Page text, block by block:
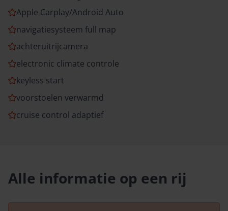
Apple Carplay/Android Auto
navigatiesysteem full map
achteruitrijcamera
electronic climate controle
keyless start
voorstoelen verwarmd
cruise control adaptief
Alle informatie op een rij